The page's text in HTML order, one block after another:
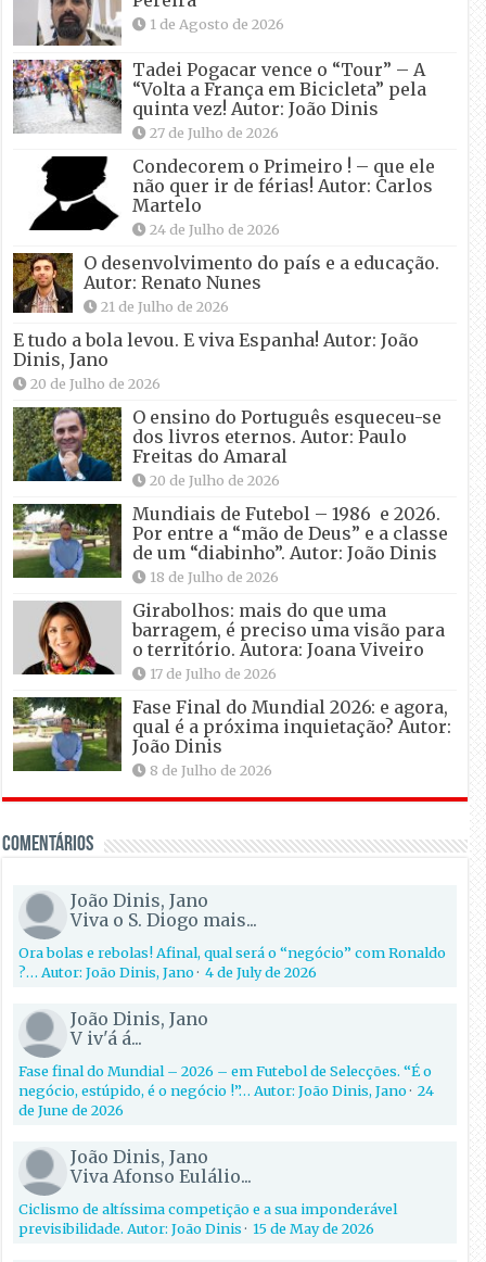
1 de Agosto de 2026
Tadei Pogacar vence o “Tour” – A
“Volta a França em Bicicleta” pela
quinta vez! Autor: João Dinis
27 de Julho de 2026
Condecorem o Primeiro ! – que ele
não quer ir de férias! Autor: Carlos
Martelo
24 de Julho de 2026
O desenvolvimento do país e a educação.
Autor: Renato Nunes
21 de Julho de 2026
E tudo a bola levou. E viva Espanha! Autor: João
Dinis, Jano
20 de Julho de 2026
O ensino do Português esqueceu-se
dos livros eternos. Autor: Paulo
Freitas do Amaral
20 de Julho de 2026
Mundiais de Futebol – 1986 e 2026.
Por entre a “mão de Deus” e a classe
de um “diabinho”. Autor: João Dinis
18 de Julho de 2026
Girabolhos: mais do que uma
barragem, é preciso uma visão para
o território. Autora: Joana Viveiro
17 de Julho de 2026
Fase Final do Mundial 2026: e agora,
qual é a próxima inquietação? Autor:
João Dinis
8 de Julho de 2026
Comentários
João Dinis, Jano
Viva o S. Diogo mais...
Ora bolas e rebolas! Afinal, qual será o “negócio” com Ronaldo
?… Autor: João Dinis, Jano·4 de July de 2026
João Dinis, Jano
V iv'á á...
Fase final do Mundial – 2026 – em Futebol de Selecções. “É o
negócio, estúpido, é o negócio !”… Autor: João Dinis, Jano·24
de June de 2026
João Dinis, Jano
Viva Afonso Eulálio...
Ciclismo de altíssima competição e a sua imponderável
previsibilidade. Autor: João Dinis·15 de May de 2026